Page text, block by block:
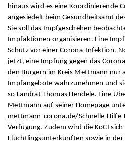
hinaus wird es eine Koordinierende
angesiedelt beim Gesundheitsamt
Sie soll das Impfgeschehen
Impfaktionen organisieren. Eine
Schutz vor einer Corona-Infektion.
jetzt, eine Impfung gegen das
den Bürgern im Kreis Mettmann nur
Impfangebote wahrzunehmen und
so Landrat Thomas Hendele. Eine
Mettmann auf seiner Homepage
mettmann-corona.de/Schnelle-
Verfügung. Zudem wird die KoCI
Flüchtlingsunterkünften sowie in der